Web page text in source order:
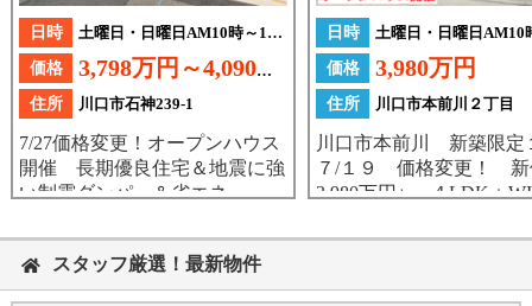
スタッフ厳選！最新物件